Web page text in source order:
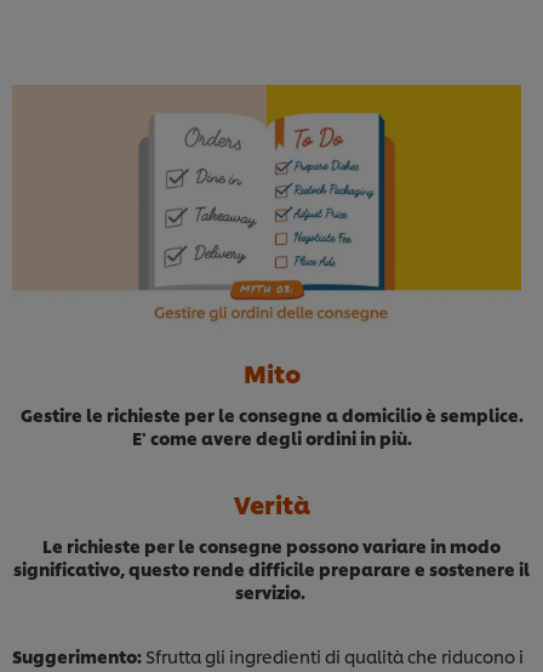
Mito
Gestire le richieste per le consegne a domicilio è semplice.
E' come avere degli ordini in più.
Verità
Le richieste per le consegne possono variare in modo
significativo, questo rende difficile preparare e sostenere il
servizio.
Suggerimento: Sfrutta gli ingredienti di qualità che riducono i
Usiamo cookies e tecnologie simili – anche di terze
salvare la tua "shopping basket" online) e – previo